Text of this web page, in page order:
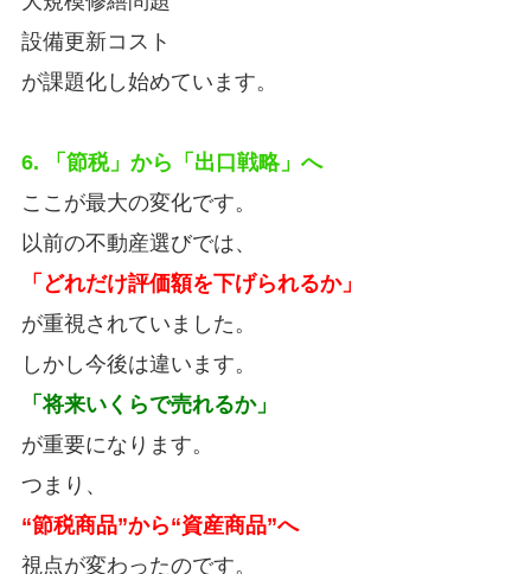
設備更新コスト
が課題化し始めています。
6. 「節税」から「出口戦略」へ
ここが最大の変化です。
以前の不動産選びでは、
「どれだけ評価額を下げられるか」
が重視されていました。
しかし今後は違います。
「将来いくらで売れるか」
が重要になります。
つまり、
“節税商品”から“資産商品”へ
視点が変わったのです。